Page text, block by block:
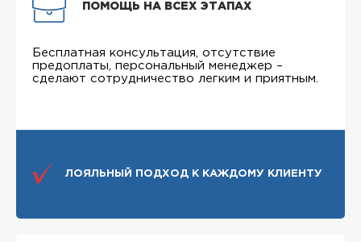
ПОМОЩЬ НА ВСЕХ ЭТАПАХ
Бесплатная консультация, отсутствие
предоплаты, персональный менеджер –
сделают сотрудничество легким и приятным.
ЛОЯЛЬНЫЙ ПОДХОД К КАЖДОМУ КЛИЕНТУ